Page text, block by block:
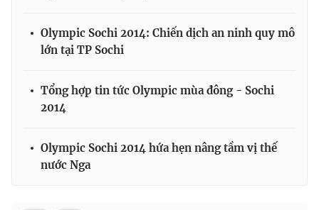
Olympic Sochi 2014: Chiến dịch an ninh quy mô
lớn tại TP Sochi
Tổng hợp tin tức Olympic mùa đông - Sochi
2014
Olympic Sochi 2014 hứa hẹn nâng tầm vị thế
nước Nga